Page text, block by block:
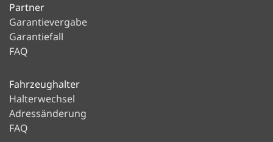
Partner
Garantievergabe
Garantiefall
FAQ
Fahrzeughalter
Halterwechsel
Adressänderung
FAQ